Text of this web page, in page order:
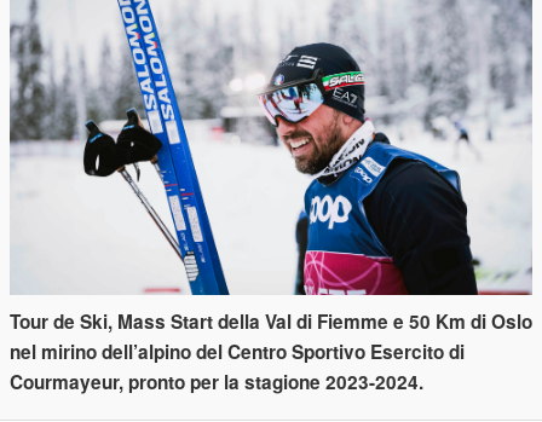
Tour de Ski, Mass Start della Val di Fiemme e 50 Km di Oslo
nel mirino dell’alpino del Centro Sportivo Esercito di
Courmayeur, pronto per la stagione 2023-2024.